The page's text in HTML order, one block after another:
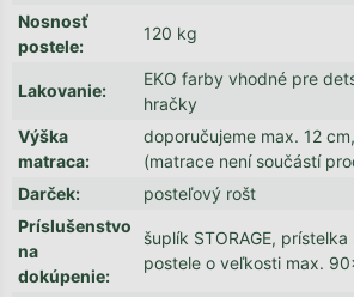
Nosnosť
postele:
120 kg
Lakovanie:
EKO farby vhodné pre
hračky
Výška
matraca:
doporučujeme max. 12
(matrace není součástí
Darček:
posteľový rošt
Príslušenstvo
na
dokúpenie:
šuplík STORAGE,
postele o veľkosti max.